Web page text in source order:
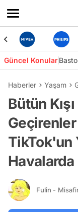
Güncel Konular
Haberler Yaşam
Bütün
TikTok'un
Havalarda
Fulin -